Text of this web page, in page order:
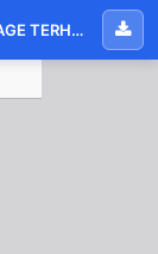
HUBUNGAN COUNTER PRESSURE MASSAGE TERHADAP INTENSITAS NYERI PERSALINAN PADA KALA 1 FASE AKTIF DI PRAKTIK MANDIRI BIDAN ERNITA KOTA PEKANBARU TAHUN 2023